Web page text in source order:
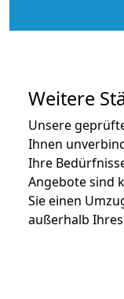
Weitere
Unsere
Ihnen
Ihre
Angebote sind
Sie einen
außerhalb